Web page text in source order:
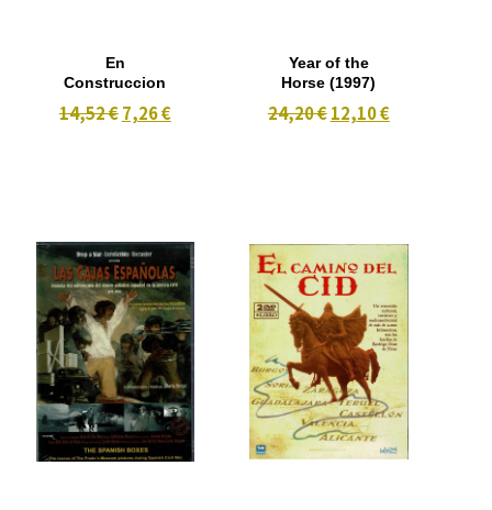
En
Construccion
14,52 € 7,26 €
Year of the
Horse (1997)
24,20 € 12,10 €